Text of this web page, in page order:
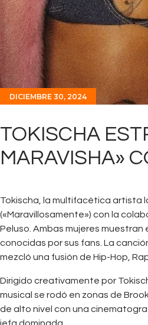
DICIEMBRE 30, 2024
TOKISCHA
MARAVISHA»
Tokischa, la multifacética artista
(«Maravillosamente») con la
Peluso. Ambas mujeres
conocidas por sus fans. La
mezcló una fusión de Hip-Hop,
Dirigido creativamente por
musical se rodó en zonas de
de alto nivel con una